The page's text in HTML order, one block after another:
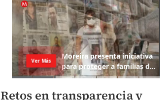
Retos en transparencia y